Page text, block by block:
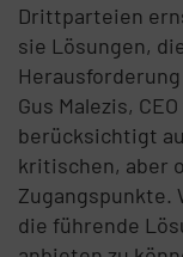
Drittparteien
sie Lösungen,
Gus Malezis,
berücksichtigt
kritischen, aber
Zugangspunkte.
die führende